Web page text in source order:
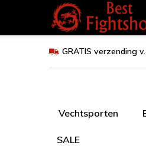
GRATIS verzending
Vechtsporten
SALE